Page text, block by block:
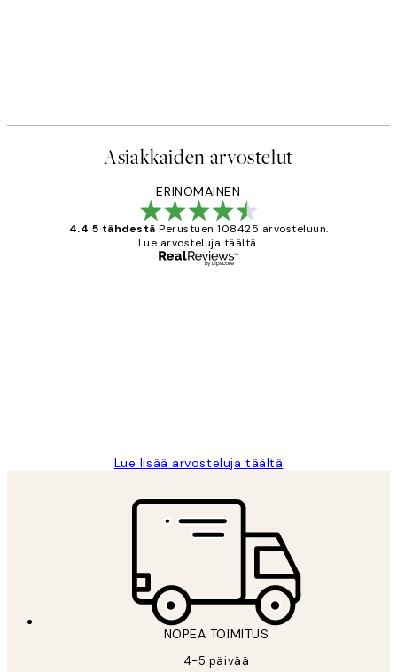
Asiakkaiden arvostelut
ERINOMAINEN
4.4 5 tähdestä Perustuen 108425 arvosteluun.
Lue arvosteluja täältä.
Lue lisää arvosteluja täältä
NOPEA TOIMITUS
4-5 päivää